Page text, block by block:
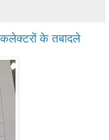
के तबादले